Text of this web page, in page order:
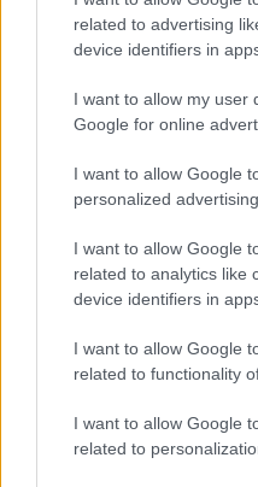
related to advertising
device identifiers in
I want to allow my user
Google for online
I want to allow Google
personalized advertising.
I want to allow Google
related to analytics like
device identifiers in
I want to allow Google
related to functionality
I want to allow Google
related to
A TV2 új hírműsora nem
| 2026.06.05 12:13
A TV2 hivatalosan
hogy hamarosan egy